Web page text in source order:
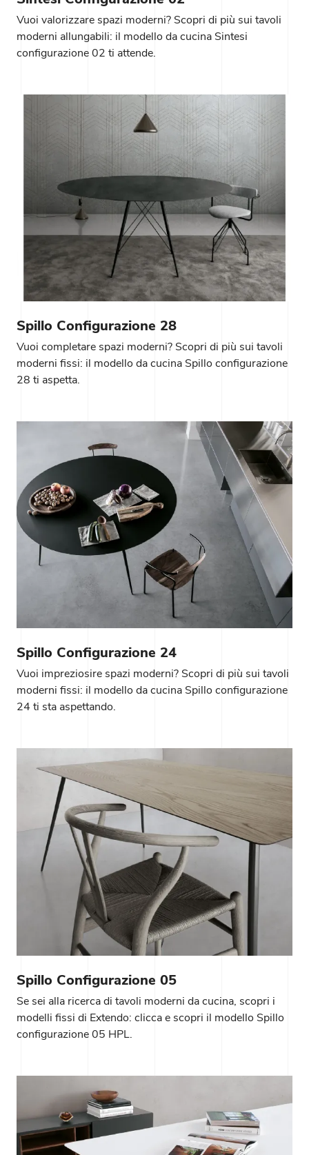
Vuoi valorizzare spazi moderni? Scopri di più sui tavoli
moderni allungabili: il modello da cucina Sintesi
configurazione 02 ti attende.
Spillo Configurazione 28
Vuoi completare spazi moderni? Scopri di più sui tavoli
moderni fissi: il modello da cucina Spillo configurazione
28 ti aspetta.
Spillo Configurazione 24
Vuoi impreziosire spazi moderni? Scopri di più sui tavoli
moderni fissi: il modello da cucina Spillo configurazione
24 ti sta aspettando.
Spillo Configurazione 05
Se sei alla ricerca di tavoli moderni da cucina, scopri i
modelli fissi di Extendo: clicca e scopri il modello Spillo
configurazione 05 HPL.